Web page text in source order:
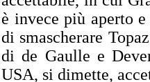
è invece più aperto
di smascherare
di de Gaulle e
USA, si dimette,